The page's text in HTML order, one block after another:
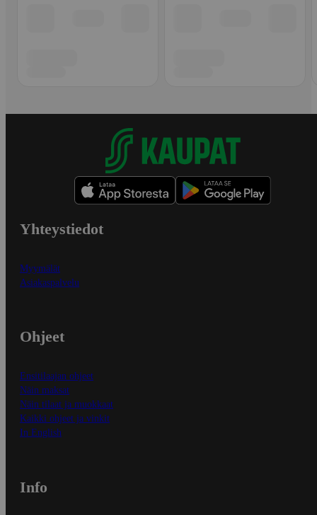
Yhteystiedot
Myymälät
Asiakaspalvelu
Ohjeet
Ensitilaajan ohjeet
Näin maksat
Näin tilaat ja muokkaat
Kaikki ohjeet ja vinkit
In English
Info